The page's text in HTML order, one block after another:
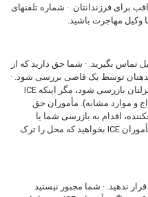
برای فرزندانتان. · شماره تلفنهای
وکیل مهاجرت باشید.
تماس بگیرید. · شما حق دارید که از
توسط یک قاضی بررسی شود. ·
شما حق دارید که اجازه ندهید از شما یا منزلتان بازرسی شود، مگر اینکه ICE
و موارد مشابه). مأموران حق
اقدام به بازرسی شما یا
وسایل شخصیتان کنند. شما حق دارید از مأموران ICE بخواهید که محل را ترک
قرار ندهید. · شما مجبور نیستید